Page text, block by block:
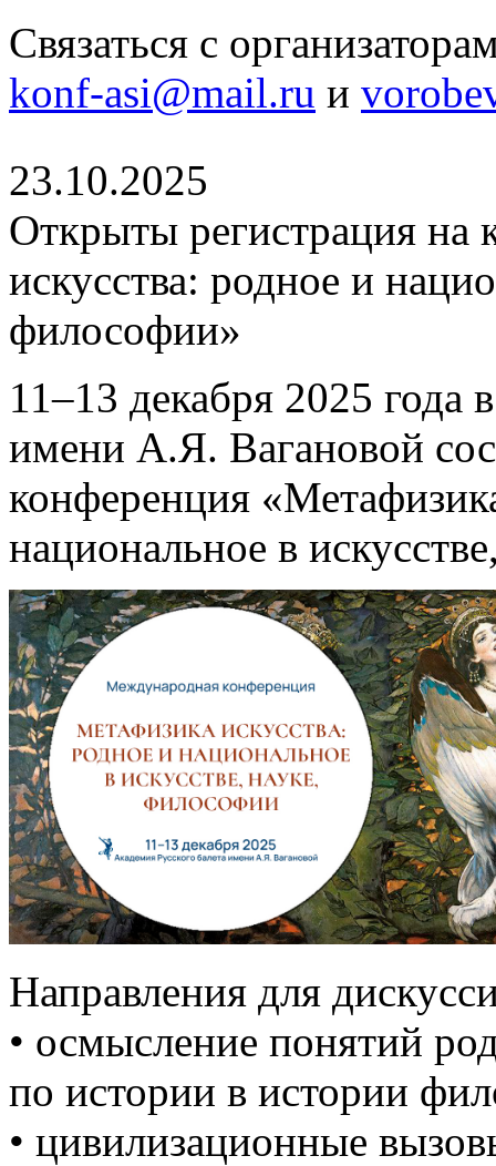
Связаться с
konf-asi@mail.ru и
23.10.2025
Открыты регистрация
искусства: родное и
философии»
11–13 декабря 2025 года
имени А.Я. Вагановой
конференция
национальное в
Направления для
• осмысление понятий
по истории в истории
• цивилизационные